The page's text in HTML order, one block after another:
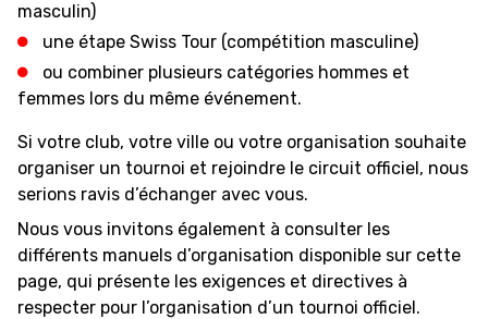
masculin)
une étape Swiss Tour (compétition masculine)
ou combiner plusieurs catégories hommes et
femmes lors du même événement.
Si votre club, votre ville ou votre organisation souhaite
organiser un tournoi et rejoindre le circuit officiel, nous
serions ravis d’échanger avec vous.
Nous vous invitons également à consulter les
différents manuels d’organisation disponible sur cette
page, qui présente les exigences et directives à
respecter pour l’organisation d’un tournoi officiel.